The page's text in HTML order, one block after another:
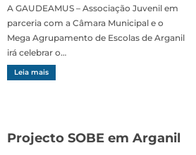
A GAUDEAMUS – Associação Juvenil em
parceria com a Câmara Municipal e o
Mega Agrupamento de Escolas de Arganil
irá celebrar o…
Leia mais
Projecto SOBE em Arganil